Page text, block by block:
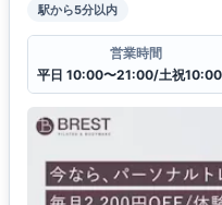
駅から5分以内
営業時間